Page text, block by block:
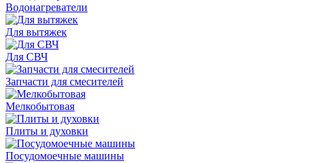
Водонагреватели
Для вытяжек
Для СВЧ
Запчасти для смесителей
Мелкобытовая
Плиты и духовки
Посудомоечные машины